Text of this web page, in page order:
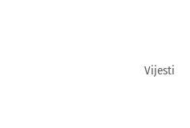
Vijesti